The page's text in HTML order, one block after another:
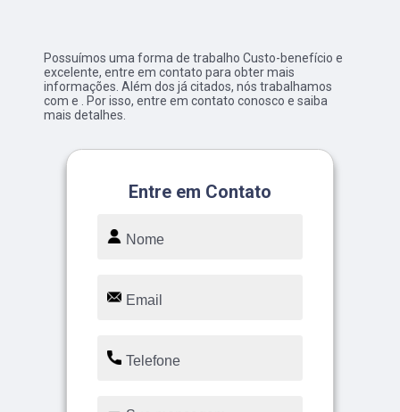
Possuímos uma forma de trabalho Custo-benefício e
excelente, entre em contato para obter mais
informações. Além dos já citados, nós trabalhamos
com e . Por isso, entre em contato conosco e saiba
mais detalhes.
Entre em Contato